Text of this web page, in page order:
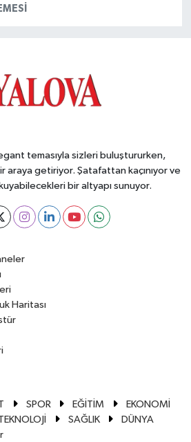
temasıyla sizleri buluştururken,
araya getiriyor. Şatafattan kaçınıyor ve
bir altyapı sunuyor.
Haritası
SPOR EĞİTİM
EKONOMİ
SAĞLIK
DÜNYA